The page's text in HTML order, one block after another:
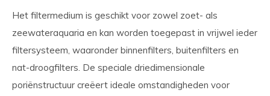
Het filtermedium is geschikt voor zowel zoet- als
zeewateraquaria en kan worden toegepast in vrijwel ieder
filtersysteem, waaronder binnenfilters, buitenfilters en
nat-droogfilters. De speciale driedimensionale
poriënstructuur creëert ideale omstandigheden voor